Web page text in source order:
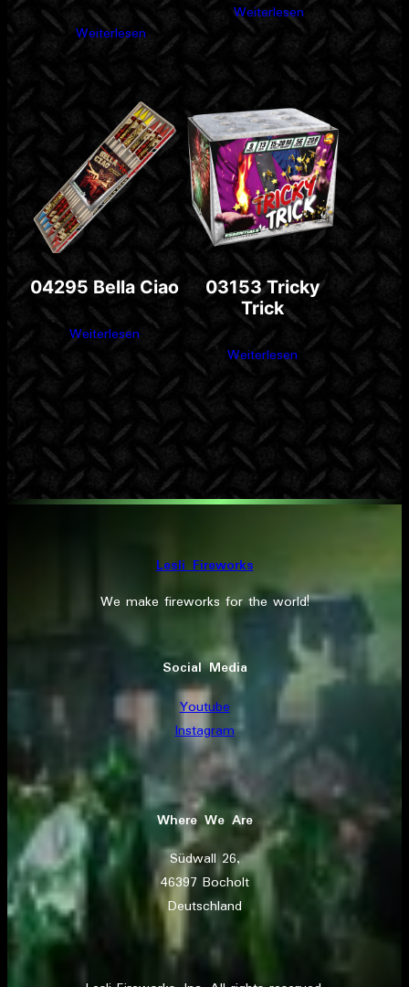
Weiterlesen
Weiterlesen
04295 Bella Ciao
Weiterlesen
03153 Tricky
Trick
Weiterlesen
Lesli Fireworks
We make fireworks for the world!
Social Media
Youtube
Instagram
Where We Are
Südwall 26,
46397 Bocholt
Deutschland